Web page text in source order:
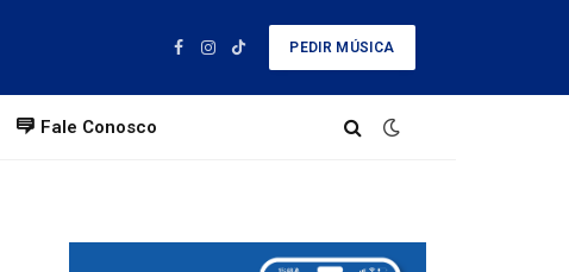
Facebook
Instagram
TikTok
PEDIR MÚSICA
Fale Conosco